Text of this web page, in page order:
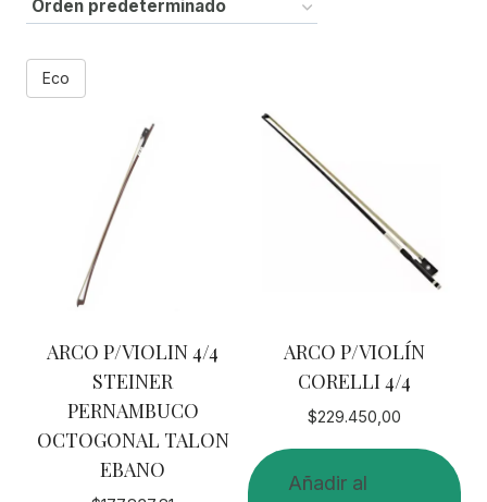
Eco
ARCO P/VIOLIN 4/4
STEINER
PERNAMBUCO
OCTOGONAL TALON
EBANO
ARCO P/VIOLÍN
CORELLI 4/4
$229.450,00
Añadir al